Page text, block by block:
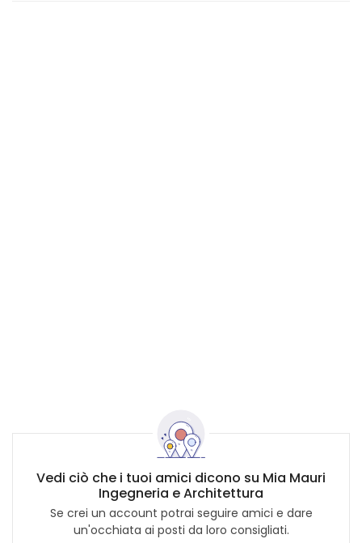
Vedi ciò che i tuoi amici dicono su Mia Mauri
Ingegneria e Architettura
Se crei un account potrai seguire amici e dare
un'occhiata ai posti da loro consigliati.